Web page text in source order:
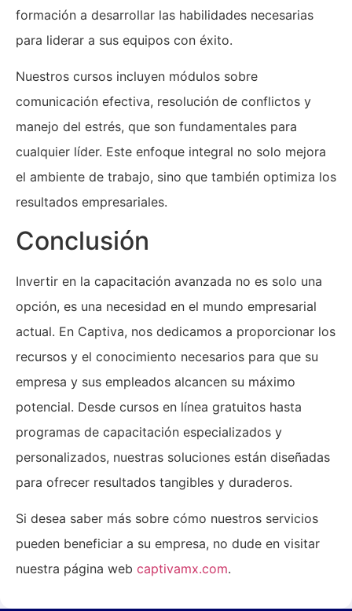
formación a desarrollar las habilidades necesarias
para liderar a sus equipos con éxito.
Nuestros cursos incluyen módulos sobre
comunicación efectiva, resolución de conflictos y
manejo del estrés, que son fundamentales para
cualquier líder. Este enfoque integral no solo mejora
el ambiente de trabajo, sino que también optimiza los
resultados empresariales.
Conclusión
Invertir en la capacitación avanzada no es solo una
opción, es una necesidad en el mundo empresarial
actual. En Captiva, nos dedicamos a proporcionar los
recursos y el conocimiento necesarios para que su
empresa y sus empleados alcancen su máximo
potencial. Desde cursos en línea gratuitos hasta
programas de capacitación especializados y
personalizados, nuestras soluciones están diseñadas
para ofrecer resultados tangibles y duraderos.
Si desea saber más sobre cómo nuestros servicios
pueden beneficiar a su empresa, no dude en visitar
nuestra página web captivamx.com.